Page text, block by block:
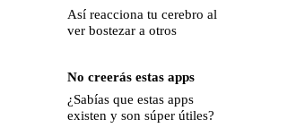
Así reacciona tu cerebro al
ver bostezar a otros
No creerás estas apps
¿Sabías que estas apps
existen y son súper útiles?